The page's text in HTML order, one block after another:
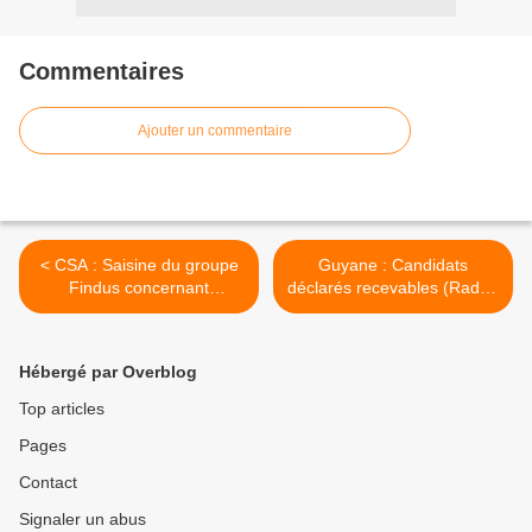
Commentaires
Ajouter un commentaire
< CSA : Saisine du groupe
Findus concernant
l’utilisation du nom de la
de la viande de cheval
Guyane : Candidats
déclarés recevables (Radio)
>
Hébergé par Overblog
Top articles
Pages
Contact
Signaler un abus